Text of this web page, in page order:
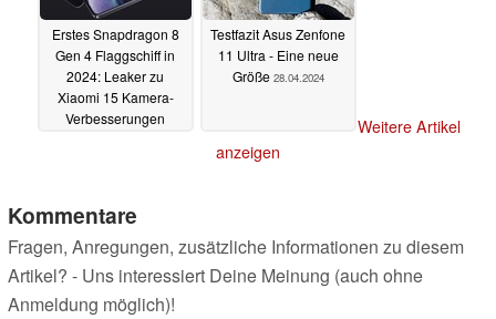
Erstes Snapdragon 8
Gen 4 Flaggschiff in
2024: Leaker zu
Xiaomi 15 Kamera-
Verbesserungen
Testfazit Asus Zenfone
11 Ultra - Eine neue
Größe 28.04.2024
Weitere Artikel
anzeigen
Kommentare
Fragen, Anregungen, zusätzliche Informationen zu diesem
Artikel? - Uns interessiert Deine Meinung (auch ohne
Anmeldung möglich)!